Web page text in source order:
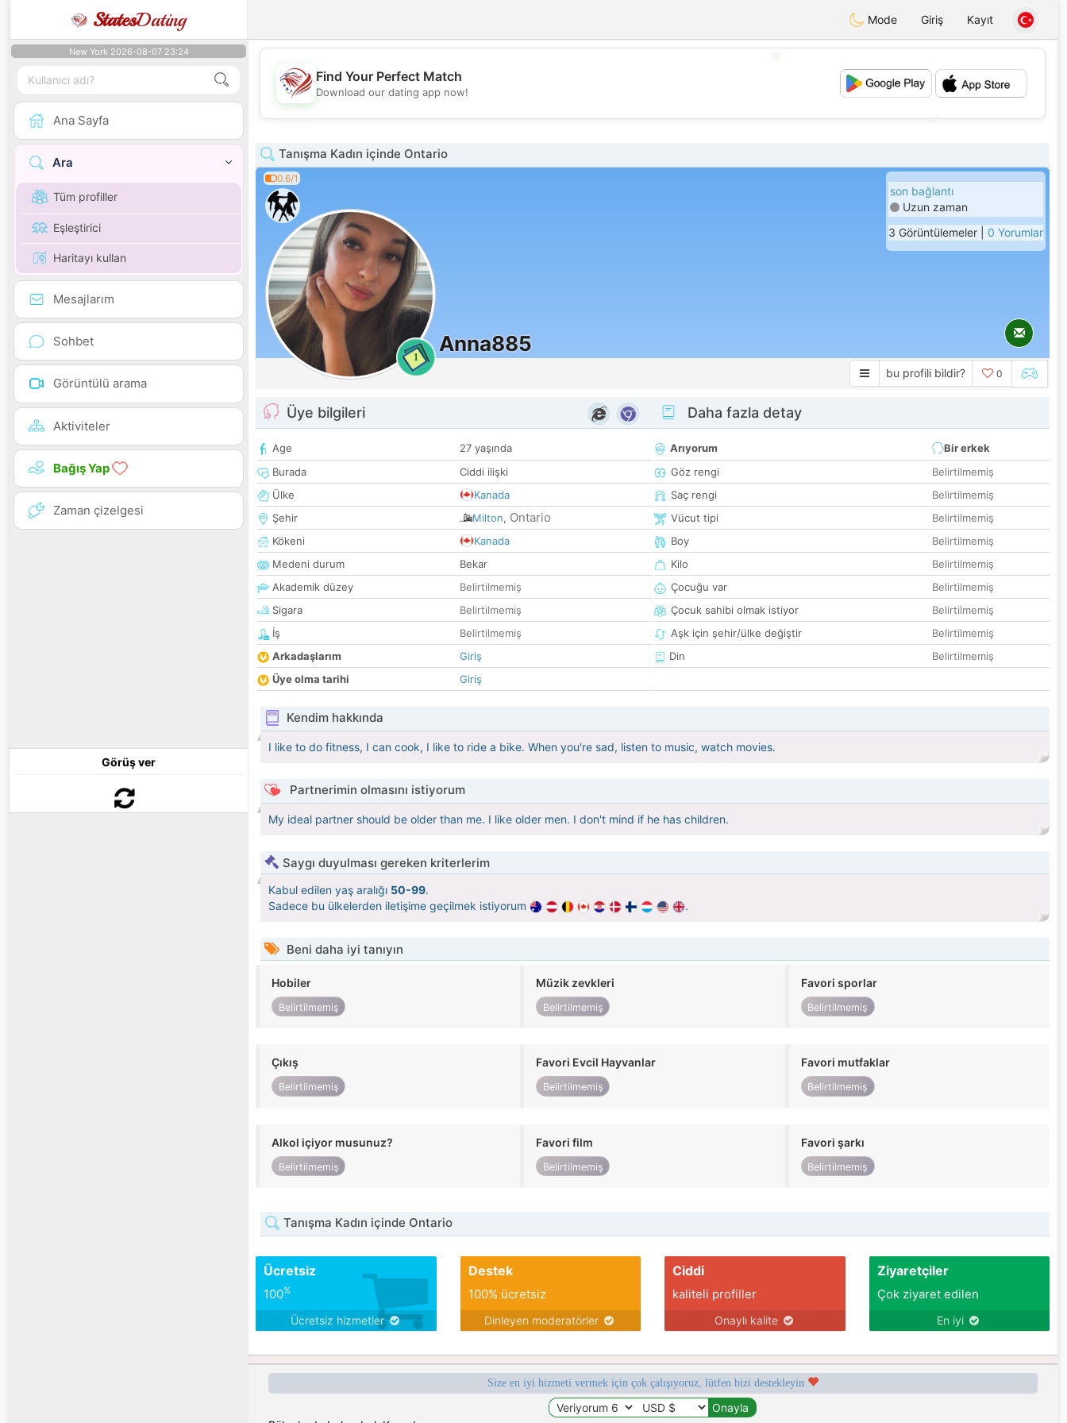
StatesDating Mode Giriş Kayıt
New York 2026-08-07 23:24
Ana Sayfa
Ara
Tüm profiller
Eşleştirici
Haritayı kullan
Mesajlarım
Sohbet
Görüntülü arama
Aktiviteler
Bağış Yap
Zaman çizelgesi
Görüş ver
💖
💕
Find Your Perfect Match
Download our dating app now!
Tanışma Kadın içinde Ontario
0.6/1
1
Anna885
son bağlantı
Uzun zaman
3 Görüntülemeler | 0 Yorumlar
bu profili bildir? 0
Üye bilgileri
Age
27 yaşında
Burada
Ciddi ilişki
Ülke
Kanada
Şehir
Milton, Ontario
Kökeni
Kanada
Medeni durum
Bekar
Akademik düzey
Belirtilmemiş
Sigara
Belirtilmemiş
İş
Belirtilmemiş
Arkadaşlarım
Giriş
Üye olma tarihi
Giriş
Daha fazla detay
Arıyorum
Bir erkek
Göz rengi
Belirtilmemiş
Saç rengi
Belirtilmemiş
Vücut tipi
Belirtilmemiş
Boy
Belirtilmemiş
Kilo
Belirtilmemiş
Çocuğu var
Belirtilmemiş
Çocuk sahibi olmak istiyor
Belirtilmemiş
Aşk için şehir/ülke değiştir
Belirtilmemiş
Din
Belirtilmemiş
Kendim hakkında
I like to do fitness, I can cook, I like to ride a bike. When you're sad, listen to music, watch movies.
Partnerimin olmasını istiyorum
My ideal partner should be older than me. I like older men. I don't mind if he has children.
Saygı duyulması gereken kriterlerim
Kabul edilen yaş aralığı 50-99.
Sadece bu ülkelerden iletişime geçilmek istiyorum
.
Beni daha iyi tanıyın
Hobiler
Belirtilmemiş
Müzik zevkleri
Belirtilmemiş
Favori sporlar
Belirtilmemiş
Çıkış
Belirtilmemiş
Favori Evcil Hayvanlar
Belirtilmemiş
Favori mutfaklar
Belirtilmemiş
Alkol içiyor musunuz?
Belirtilmemiş
Favori film
Belirtilmemiş
Favori şarkı
Belirtilmemiş
Tanışma Kadın içinde Ontario
Ücretsiz
100%
Ücretsiz hizmetler
Destek
100% ücretsiz
Dinleyen moderatörler
Ciddi
kaliteli profiller
Onaylı kalite
Ziyaretçiler
Çok ziyaret edilen
En iyi
Size en iyi hizmeti vermek için çok çalışıyoruz, lütfen bizi destekleyin